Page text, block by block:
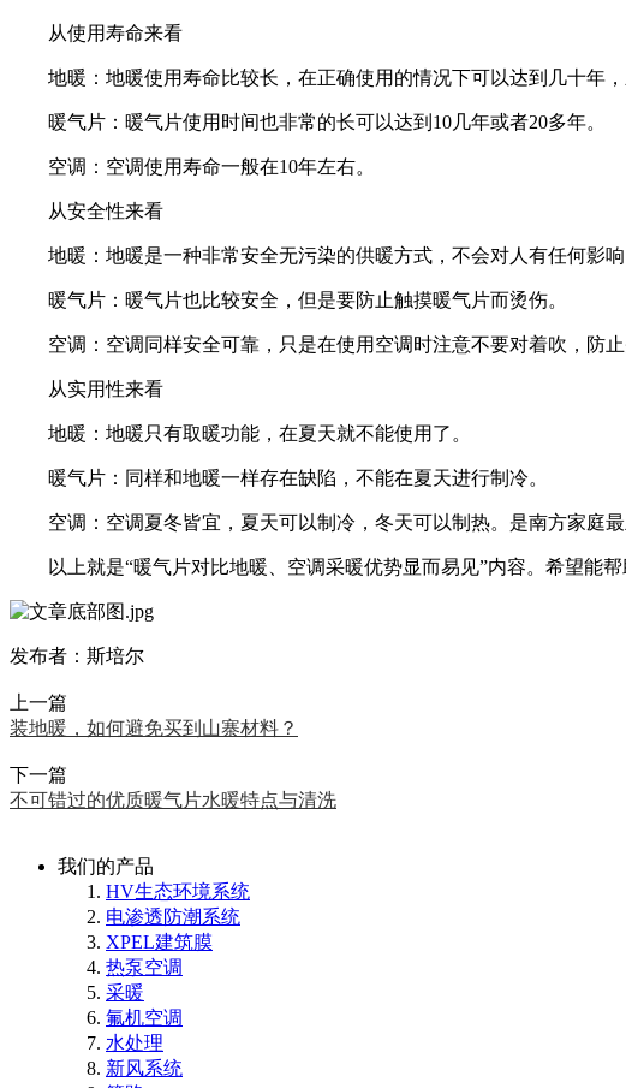
从使用寿命来看
地暖：地暖使用寿命比较长，在正确使用的情况下可以达到几十年，
暖气片：暖气片使用时间也非常的长可以达到10几年或者20多年。
空调：空调使用寿命一般在10年左右。
从安全性来看
地暖：地暖是一种非常安全无污染的供暖方式，不会对人有任何影响
暖气片：暖气片也比较安全，但是要防止触摸暖气片而烫伤。
空调：空调同样安全可靠，只是在使用空调时注意不要对着吹，防止
从实用性来看
地暖：地暖只有取暖功能，在夏天就不能使用了。
暖气片：同样和地暖一样存在缺陷，不能在夏天进行制冷。
空调：空调夏冬皆宜，夏天可以制冷，冬天可以制热。是南方家庭最
以上就是“暖气片对比地暖、空调采暖优势显而易见”内容。希望能帮
发布者：斯培尔
上一篇
装地暖，如何避免买到山寨材料？
下一篇
不可错过的优质暖气片水暖特点与清洗
我们的产品
HV生态环境系统
电渗透防潮系统
XPEL建筑膜
热泵空调
采暖
氟机空调
水处理
新风系统